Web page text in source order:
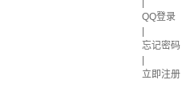
QQ登录
忘记密码
立即注册